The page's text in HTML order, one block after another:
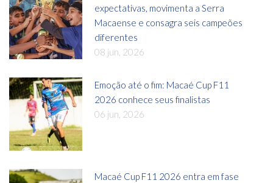
expectativas, movimenta a Serra
Macaense e consagra seis campeões
diferentes
08 jun, 2026
Emoção até o fim: Macaé Cup F11
2026 conhece seus finalistas
06 jun, 2026
Macaé Cup F11 2026 entra em fase